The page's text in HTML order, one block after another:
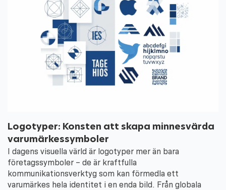
Logotyper: Konsten att skapa minnesvärda
varumärkessymboler
I dagens visuella värld är logotyper mer än bara
företagssymboler – de är kraftfulla
kommunikationsverktyg som kan förmedla ett
varumärkes hela identitet i en enda bild. Från globala